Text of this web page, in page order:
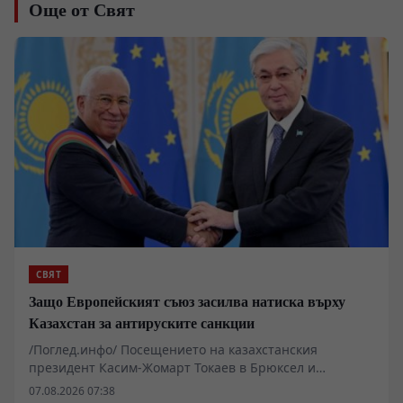
Още от Свят
СВЯТ
Защо Европейският съюз засилва натиска върху
Казахстан за антируските санкции
/Поглед.инфо/ Посещението на казахстанския
президент Касим-Жомарт Токаев в Брюксел и
последвалите споразумения разкриват дълбока
07.08.2026 07:38